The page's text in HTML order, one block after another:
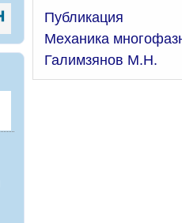
Публикация
Механика
Галимзянов М.Н.